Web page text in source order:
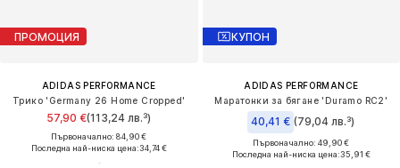
ПРОМОЦИЯ
ADIDAS PERFORMANCE
Трико 'Germany 26 Home Cropped'
57,90 €(113,24 лв.³)
Първоначално: 84,90 €
Последна най-ниска цена:34,74 €
КУПОН
ADIDAS PERFORMANCE
Маратонки за бягане 'Duramo RC2'
40,41 € (79,04 лв.³)
Първоначално: 49,90 €
Последна най-ниска цена:35,91 €